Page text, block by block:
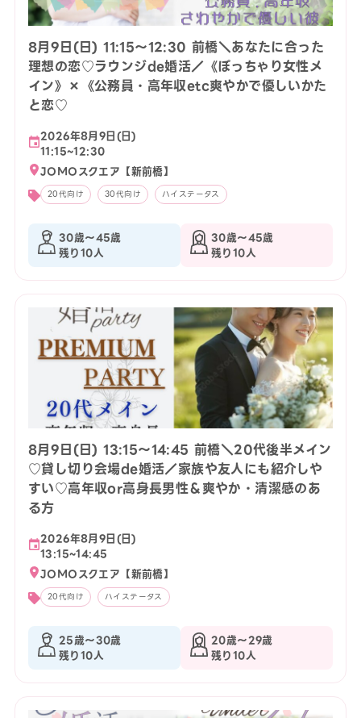
8月9日(日) 11:15〜12:30 前橋＼あなたに合った
理想の恋♡ラウンジde婚活／《ぽっちゃり女性メ
イン》×《公務員・高年収etc爽やかで優しいかた
と恋♡
2026年8月9日(日)
11:15~12:30
JOMOスクエア【新前橋】
20代向け 30代向け ハイステータス
30歳〜45歳
残り10人
30歳〜45歳
残り10人
8月9日(日) 13:15〜14:45 前橋＼20代後半メイン
♡貸し切り会場de婚活／家族や友人にも紹介しや
すい♡高年収or高身長男性＆爽やか・清潔感のあ
る方
2026年8月9日(日)
13:15~14:45
JOMOスクエア【新前橋】
20代向け ハイステータス
25歳〜30歳
残り10人
20歳〜29歳
残り10人